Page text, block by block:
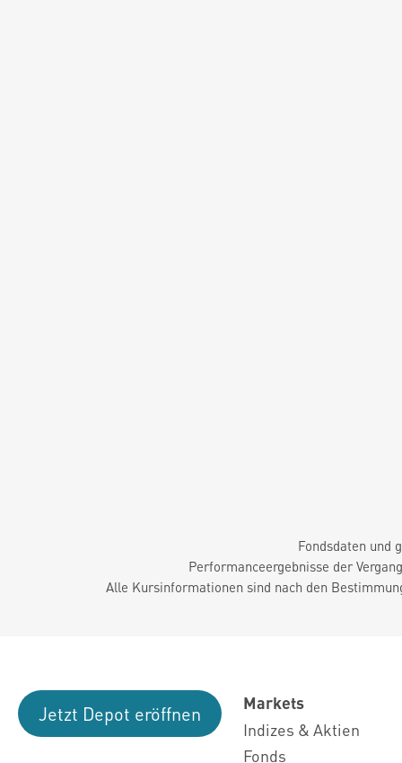
Fondsdaten und
Performanceergebnisse der
Alle Kursinformationen sind nach den
Jetzt Depot eröffnen
Markets
Indizes & Aktien
Fonds